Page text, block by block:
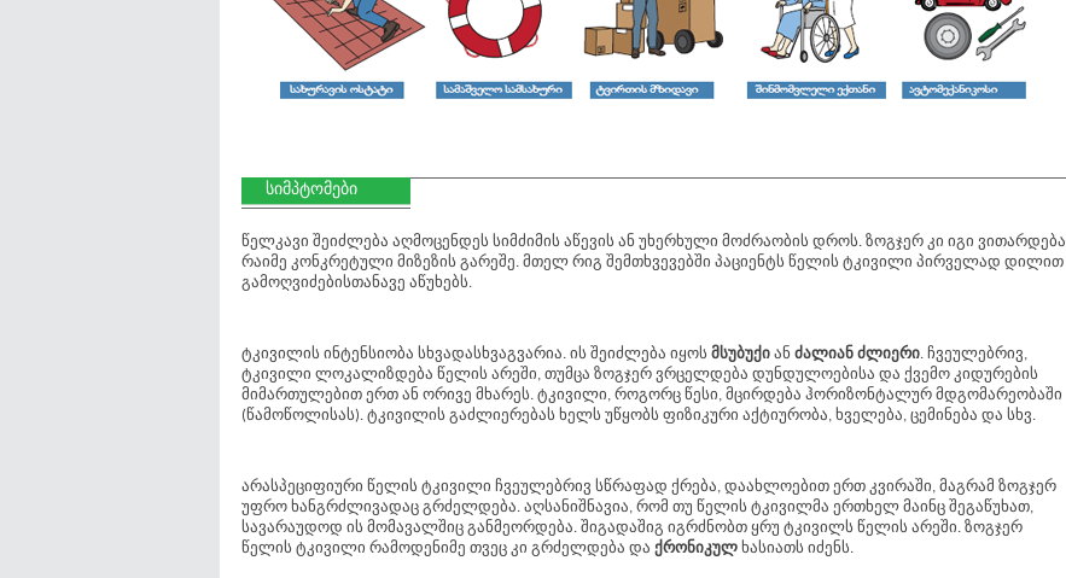
სიმპტომები
წელკავი შეიძლება აღმოცენდეს სიმძიმის აწევის ან უხერხული მოძრაობის დროს. ზოგჯერ კი იგი ვითარდება
რაიმე კონკრეტული მიზეზის გარეშე. მთელ რიგ შემთხვევებში პაციენტს წელის ტკივილი პირველად დილით
გამოღვიძებისთანავე აწუხებს.
ტკივილის ინტენსიობა სხვადასხვაგვარია. ის შეიძლება იყოს მსუბუქი ან ძალიან ძლიერი. ჩვეულებრივ,
ტკივილი ლოკალიზდება წელის არეში, თუმცა ზოგჯერ ვრცელდება დუნდულოებისა და ქვემო კიდურების
მიმართულებით ერთ ან ორივე მხარეს. ტკივილი, როგორც წესი, მცირდება ჰორიზონტალურ მდგომარეობაში
(წამოწოლისას). ტკივილის გაძლიერებას ხელს უწყობს ფიზიკური აქტიურობა, ხველება, ცემინება და სხვ.
არასპეციფიური წელის ტკივილი ჩვეულებრივ სწრაფად ქრება, დაახლოებით ერთ კვირაში, მაგრამ ზოგჯერ
უფრო ხანგრძლივადაც გრძელდება. აღსანიშნავია, რომ თუ წელის ტკივილმა ერთხელ მაინც შეგაწუხათ,
სავარაუდოდ ის მომავალშიც განმეორდება. შიგადაშიგ იგრძნობთ ყრუ ტკივილს წელის არეში. ზოგჯერ
წელის ტკივილი რამოდენიმე თვეც კი გრძელდება და ქრონიკულ ხასიათს იძენს.